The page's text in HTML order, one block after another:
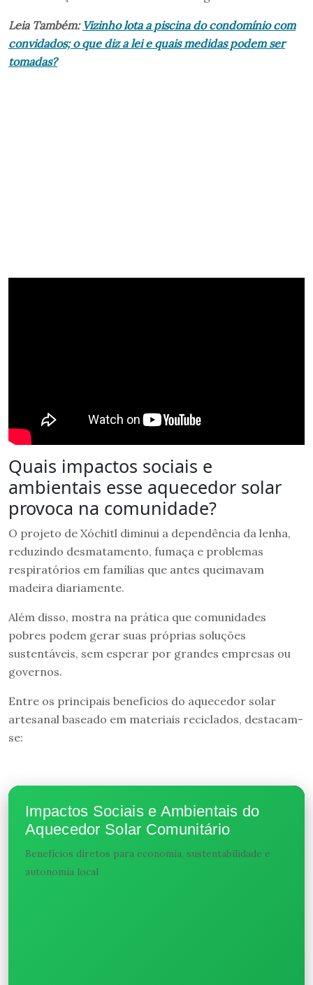
Leia Também: Vizinho lota a piscina do condomínio com
convidados; o que diz a lei e quais medidas podem ser
tomadas?
Quais impactos sociais e
ambientais esse aquecedor solar
provoca na comunidade?
O projeto de Xóchitl diminui a dependência da lenha,
reduzindo desmatamento, fumaça e problemas
respiratórios em famílias que antes queimavam
madeira diariamente.
Além disso, mostra na prática que comunidades
pobres podem gerar suas próprias soluções
sustentáveis, sem esperar por grandes empresas ou
governos.
Entre os principais benefícios do aquecedor solar
artesanal baseado em materiais reciclados, destacam-
se:
Impactos Sociais e Ambientais do
Aquecedor Solar Comunitário
Benefícios diretos para economia, sustentabilidade e
autonomia local